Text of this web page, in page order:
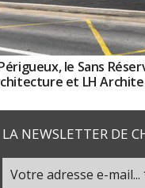
le Sans
et LH
LA NEWSLETTER DE